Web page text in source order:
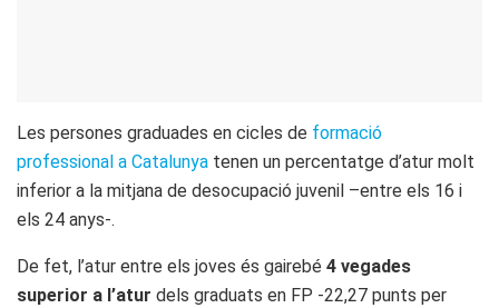
Les persones graduades en cicles de formació
professional a Catalunya tenen un percentatge d’atur molt
inferior a la mitjana de desocupació juvenil –entre els 16 i
els 24 anys-.
De fet, l’atur entre els joves és gairebé 4 vegades
superior a l’atur dels graduats en FP -22,27 punts per